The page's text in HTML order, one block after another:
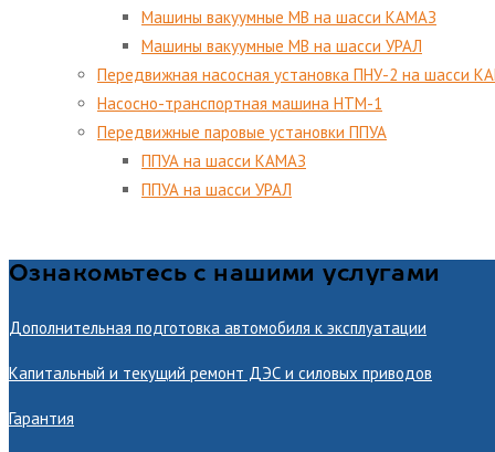
Машины вакуумные МВ на шасси КАМАЗ
Машины вакуумные МВ на шасси УРАЛ
Передвижная насосная установка ПНУ-2 на шасси
Насосно-транспортная машина НТМ-1
Передвижные паровые установки ППУА
ППУА на шасси КАМАЗ
ППУА на шасси УРАЛ
Ознакомьтесь с нашими услугами
Дополнительная подготовка автомобиля к эксплуатации
Капитальный и текущий ремонт ДЭС и силовых приводов
Гарантия